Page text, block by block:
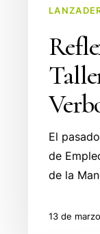
Verbo
El
de
de la
13 de